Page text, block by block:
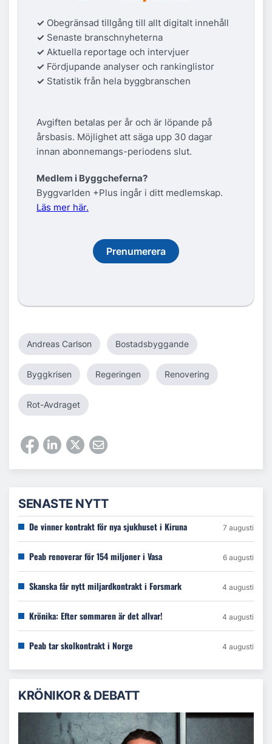
✓ Obegränsad tillgång till allt digitalt innehåll
✓ Senaste branschnyheterna
✓ Aktuella reportage och intervjuer
✓ Fördjupande analyser och rankinglistor
✓ Statistik från hela byggbranschen
Avgiften betalas per år och är löpande på
årsbasis. Möjlighet att säga upp 30 dagar
innan abonnemangs-periodens slut.
Medlem i Byggcheferna?
Byggvarlden +Plus ingår i ditt medlemskap.
Läs mer här.
Prenumerera
Andreas Carlson Bostadsbyggande
Byggkrisen Regeringen Renovering
Rot-Avdraget
SENASTE NYTT
De vinner kontrakt för nya sjukhuset i Kiruna 7 augusti
Peab renoverar för 154 miljoner i Vasa 6 augusti
Skanska får nytt miljardkontrakt i Forsmark 4 augusti
Krönika: Efter sommaren är det allvar! 4 augusti
Peab tar skolkontrakt i Norge 4 augusti
KRÖNIKOR & DEBATT